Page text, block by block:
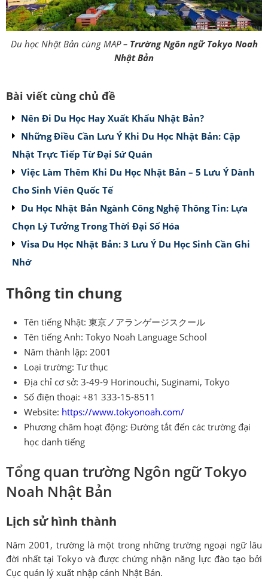
Du học Nhật Bản cùng MAP – Trường Ngôn ngữ Tokyo Noah
Nhật Bản
Bài viết cùng chủ đề
Nên Đi Du Học Hay Xuất Khẩu Nhật Bản?
Những Điều Cần Lưu Ý Khi Du Học Nhật Bản: Cập
Nhật Trực Tiếp Từ Đại Sứ Quán
Việc Làm Thêm Khi Du Học Nhật Bản – 5 Lưu Ý Dành
Cho Sinh Viên Quốc Tế
Du Học Nhật Bản Ngành Công Nghệ Thông Tin: Lựa
Chọn Lý Tưởng Trong Thời Đại Số Hóa
Visa Du Học Nhật Bản: 3 Lưu Ý Du Học Sinh Cần Ghi
Nhớ
Thông tin chung
Tên tiếng Nhật: 東京ノアランゲージスクール
Tên tiếng Anh: Tokyo Noah Language School
Năm thành lập: 2001
Loại trường: Tư thục
Địa chỉ cơ sở: 3-49-9 Horinouchi, Suginami, Tokyo
Số điện thoại: +81 333-15-8511
Website: https://www.tokyonoah.com/
Phương châm hoạt động: Đường tắt đến các trường đại
học danh tiếng
Tổng quan trường Ngôn ngữ Tokyo
Noah Nhật Bản
Lịch sử hình thành
Năm 2001, trường là một trong những trường ngoại ngữ lâu
đời nhất tại Tokyo và được chứng nhận năng lực đào tạo bởi
Cục quản lý xuất nhập cảnh Nhật Bản.